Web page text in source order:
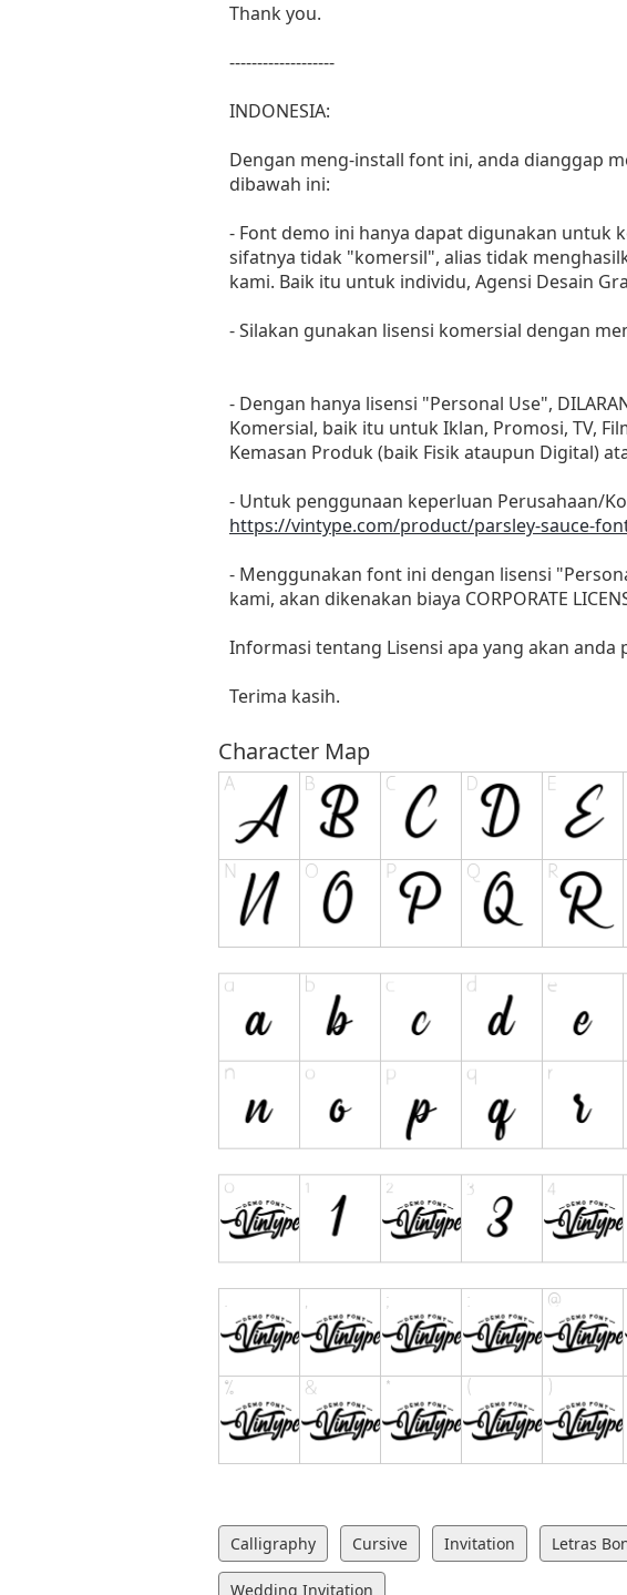
Thank you.
-------------------
INDONESIA:
Dengan meng-install font ini, anda dianggap
dibawah ini:
- Font demo ini hanya dapat digunakan untuk
sifatnya tidak "komersil", alias tidak
kami. Baik itu untuk individu, Agensi Desain
- Silakan gunakan lisensi komersial dengan
- Dengan hanya lisensi "Personal Use",
Komersial, baik itu untuk Iklan, Promosi, TV,
Kemasan Produk (baik Fisik ataupun Digital)
- Untuk penggunaan keperluan Perusahaan/
https://vintype.com/product/parsley-sauce-
- Menggunakan font ini dengan lisensi
kami, akan dikenakan biaya CORPORATE
Informasi tentang Lisensi apa yang akan
Terima kasih.
Character Map
Calligraphy Cursive Invitation Letras
Wedding Invitation